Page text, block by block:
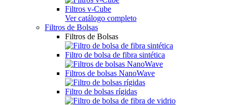
Filtros v-Cube
Ver catálogo completo
Filtros de Bolsas
Filtros de Bolsas
Filtro de bolsa de fibra sintética
Filtros de bolsas NanoWave
Filtro de bolsas rígidas